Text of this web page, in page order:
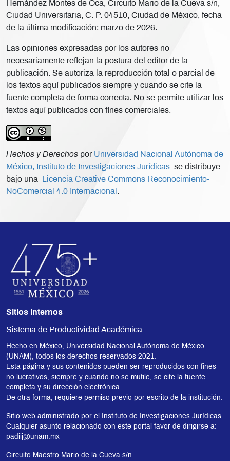
Hernández Montes de Oca, Circuito Mario de la Cueva s/n,
Ciudad Universitaria, C. P. 04510, Ciudad de México, fecha
de la última modificación: marzo de 2026.
Las opiniones expresadas por los autores no
necesariamente reflejan la postura del editor de la
publicación. Se autoriza la reproducción total o parcial de
los textos aquí publicados siempre y cuando se cite la
fuente completa de forma correcta. No se permite utilizar los
textos aquí publicados con fines comerciales.
Hechos y Derechos por Universidad Nacional Autónoma de
México, Instituto de Investigaciones Jurídicas se distribuye
bajo una
Licencia Creative Commons Reconocimiento-
NoComercial 4.0 Internacional .
Sitios internos
Sistema de Productividad Académica
Hecho en México, Universidad Nacional Autónoma de México
(UNAM), todos los derechos reservados 2021.
Esta página y sus contenidos pueden ser reproducidos con fines
no lucrativos, siempre y cuando no se mutile, se cite la fuente
completa y su dirección electrónica.
De otra forma, requiere permiso previo por escrito de la institución.
Sitio web administrado por el Instituto de Investigaciones Jurídicas.
Cualquier asunto relacionado con este portal favor de dirigirse a:
padiij@unam.mx
Circuito Maestro Mario de la Cueva s/n